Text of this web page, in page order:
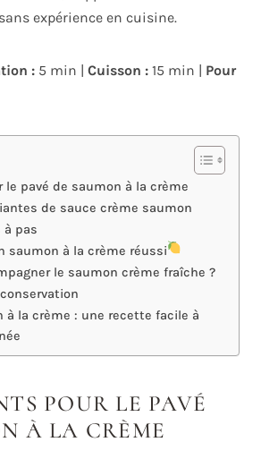
expérience en cuisine.
: 5 min | Cuisson : 15 min | Pour
le pavé de saumon à la crème
de sauce crème saumon
à pas
saumon à la crème réussi
le saumon crème fraîche ?
à la crème : une recette facile à
POUR LE PAVÉ
À LA CRÈME